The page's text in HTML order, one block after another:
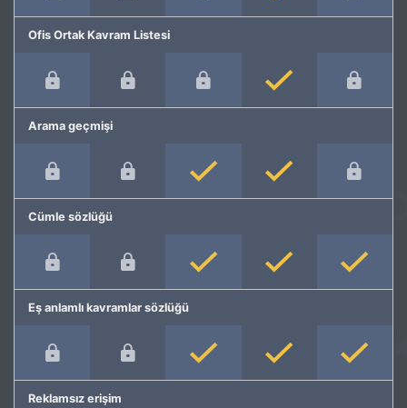
Ofis Ortak Kavram Listesi
Arama geçmişi
Cümle sözlüğü
Eş anlamlı kavramlar sözlüğü
Reklamsız erişim